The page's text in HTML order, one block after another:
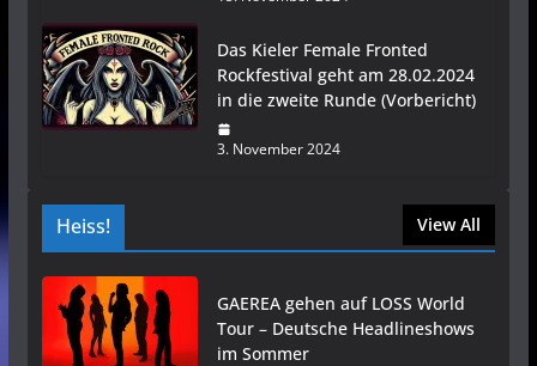
Das Kieler Female Fronted
Rockfestival geht am 28.02.2024
in die zweite Runde (Vorbericht)
3. November 2024
Heiss! View All
GAEREA gehen auf LOSS World
Tour – Deutsche Headlineshows
im Sommer